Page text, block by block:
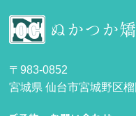
〒983-0852
宮城県 仙台市宮城野区